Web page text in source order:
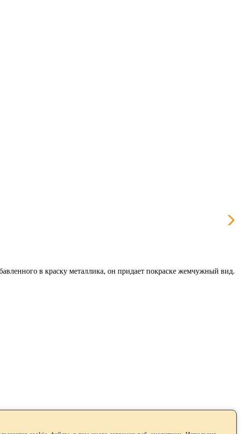
в краску металлика, он придает покраске жемчужный вид.